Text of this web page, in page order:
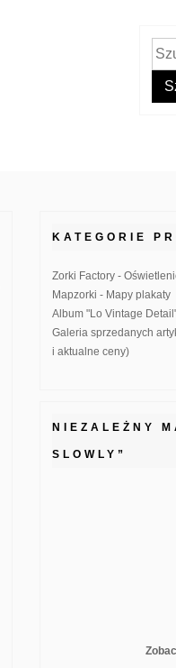
KATEGORIE
Zorki Factory -
Mapzorki - Mapy plakaty
Album "Lo Vintage
Galeria sprzedanych
i aktualne ceny)
NIEZALEŻNY
SLOWLY”